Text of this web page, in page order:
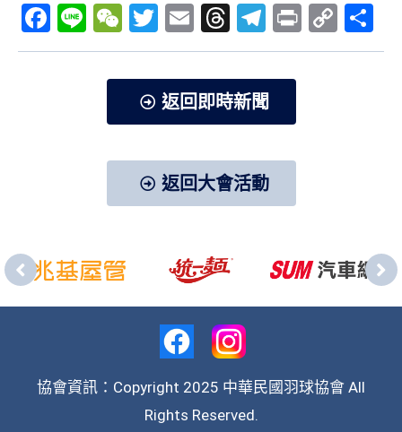
Facebook
LineWeChat
Twitter
EmailThreads
Telegram
PrintCopy
Link
享
返回即時新聞
返回大會活動
協會資訊：Copyright 2025 中華民國羽球協會 All
Rights Reserved.